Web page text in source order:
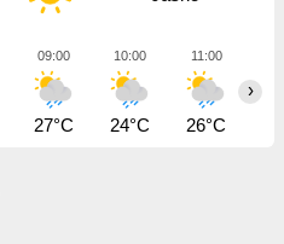
09:00
27°C
10:00
24°C
11:00
26°C
›